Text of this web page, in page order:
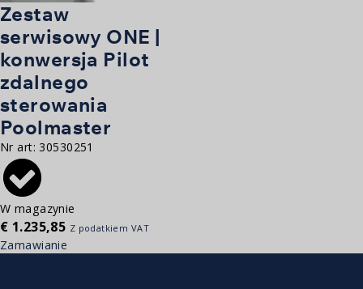
Zestaw
serwisowy ONE |
konwersja Pilot
zdalnego
sterowania
Poolmaster
Nr art:30530251
W magazynie
€ 1.235,85 Z podatkiem VAT
Zamawianie